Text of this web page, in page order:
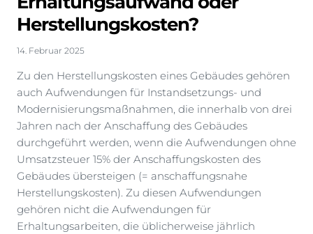
Herstellungskosten?
14. Februar 2025
Zu den Herstellungskosten eines Gebäudes gehören
auch Aufwendungen für Instandsetzungs- und
Modernisierungsmaßnahmen, die innerhalb von drei
Jahren nach der Anschaffung des Gebäudes
durchgeführt werden, wenn die Aufwendungen ohne
Umsatzsteuer 15% der Anschaffungskosten des
Gebäudes übersteigen (= anschaffungsnahe
Herstellungskosten). Zu diesen Aufwendungen
gehören nicht die Aufwendungen für
Erhaltungsarbeiten, die üblicherweise jährlich